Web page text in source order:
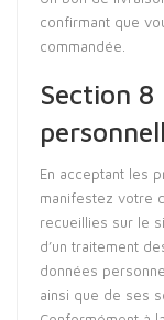
confirmant que
commandée.
Section 8
En acceptant les
manifestez votre
recueillies sur le
d’un traitement
données
ainsi que de ses